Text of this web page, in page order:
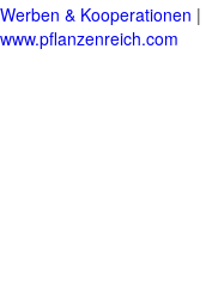
Werben & Kooperationen |
www.pflanzenreich.com